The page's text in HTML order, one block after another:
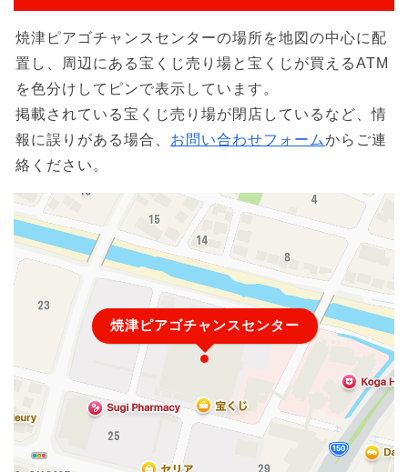
焼津ピアゴチャンスセンターの場所を地図の中心に配
置し、周辺にある宝くじ売り場と宝くじが買えるATM
を色分けしてピンで表示しています。
掲載されている宝くじ売り場が閉店しているなど、情
報に誤りがある場合、 お問い合わせフォームからご連
絡ください。
焼津ピアゴチャンスセンター